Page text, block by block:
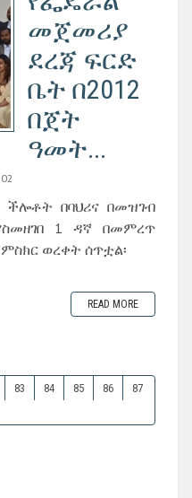
መጀመሪያ
ደረጃ ፍርድ
ቤት በ2012
በጀት
ዓመት...
በባህሪና በመዝገብ
1 ዳኛ በመምረጥ
ወረቀት ሰጥቷል፡
READ MORE
83 84 85 86
87